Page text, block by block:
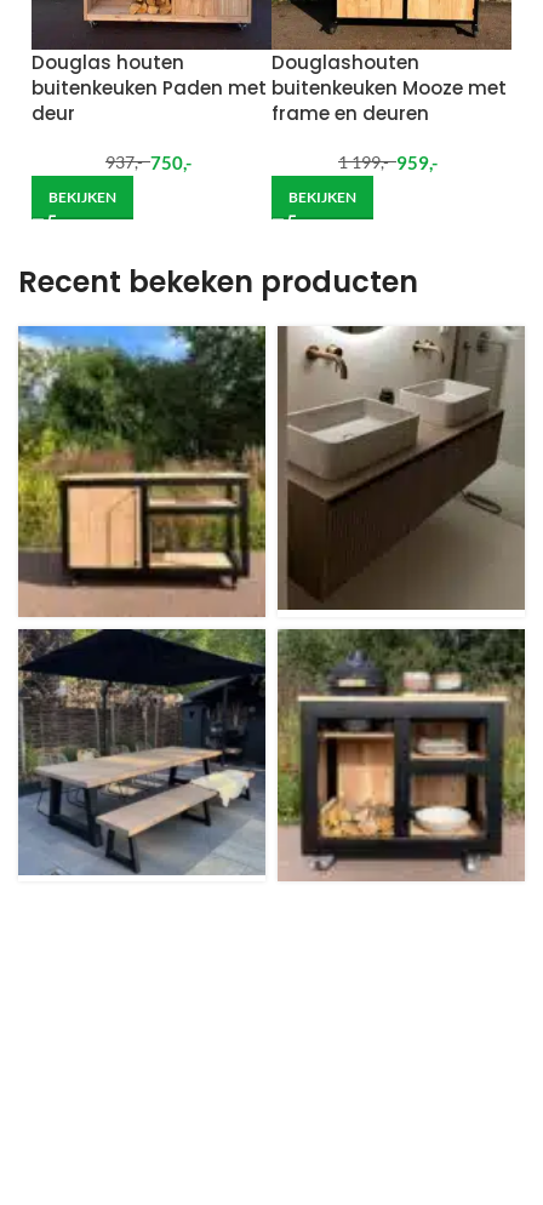
Douglas houten
buitenkeuken Paden met
deur
937,- 750,-
BEKIJKEN
Douglashouten
buitenkeuken Mooze met
frame en deuren
1 199,- 959,-
BEKIJKEN
Recent bekeken producten